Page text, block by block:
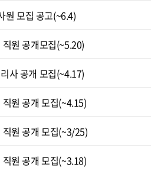
원 모집 공고(~6.4)
원 공개모집(~5.20)
사 공개 모집(~4.17)
원 공개 모집(~4.15)
원 공개 모집(~3/25)
원 공개 모집(~3.18)